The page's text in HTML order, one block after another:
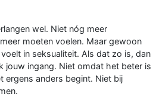
wel. Niet nóg meer
moeten voelen. Maar gewoon
in seksualiteit. Als dat zo is, dan
jouw ingang. Niet omdat het beter is
ergens anders begint. Niet bij